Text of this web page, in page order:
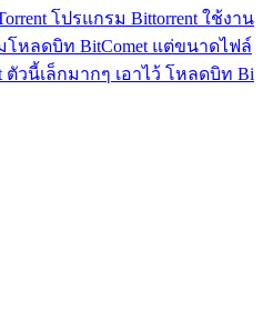
โปรแกรม Bittorrent ใช้งาน
โหลดบิท BitComet แต่ขนาดไฟล์
ตัวนี้เล็กมากๆ เอาไว้ โหลดบิท Bi